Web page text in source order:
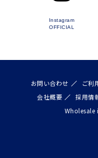
Instagram
OFFICIAL
お問い合わせ ご利
会社概要
採用情
Wholesale